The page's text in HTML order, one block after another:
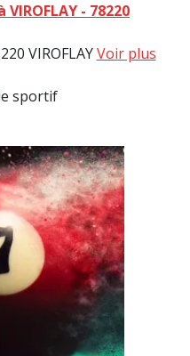
- 78220
VIROFLAYVoir plus
sportif